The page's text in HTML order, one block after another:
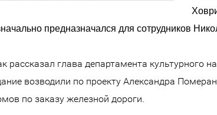
предназначался для сотрудников
рассказал глава департамента культурного
возводили по проекту Александра
по заказу железной дороги.